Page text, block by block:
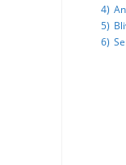
4)
5)
6)